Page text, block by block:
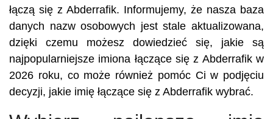
łączą się z Abderrafik. Informujemy, że nasza baza
danych nazw osobowych jest stale aktualizowana,
dzięki czemu możesz dowiedzieć się, jakie są
najpopularniejsze imiona łączące się z Abderrafik w
2026 roku, co może również pomóc Ci w podjęciu
decyzji, jakie imię łączące się z Abderrafik wybrać.